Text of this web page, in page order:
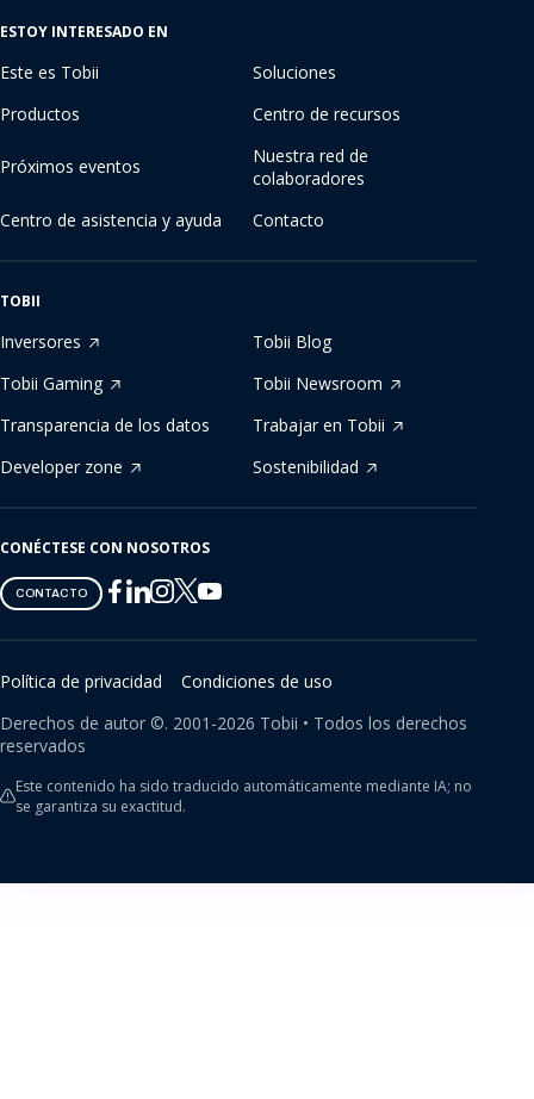
ESTOY INTERESADO EN
Este es Tobii
Soluciones
Productos
Centro de recursos
Próximos eventos
Nuestra red de
colaboradores
Centro de asistencia y ayuda
Contacto
TOBII
Inversores
Tobii Blog
Tobii Gaming
Tobii Newsroom
Transparencia de los datos
Trabajar en Tobii
Developer zone
Sostenibilidad
CONÉCTESE CON NOSOTROS
CONTACTO
Tobii
on
Facebook
Tobii
on
Linkedin
Tobii
on
Instagram
Tobii
on
Twitter
Tobii
on
Youtube
Política de privacidad
Condiciones de uso
Derechos de autor ©. 2001-2026 Tobii • Todos los derechos
reservados
Este contenido ha sido traducido automáticamente mediante IA; no
se garantiza su exactitud.